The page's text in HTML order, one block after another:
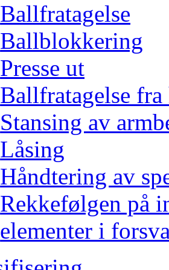
Ballfratagelse
Ballblokkering
Presse ut
Ballfratagelse fra
Stansing av
Låsing
Håndtering av
Rekkefølgen på
elementer i